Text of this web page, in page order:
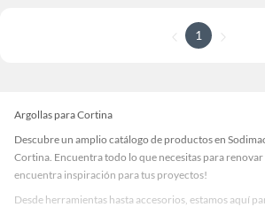
1
Argollas para Cortina
Descubre un amplio catálogo de productos en
Cortina. Encuentra todo lo que necesitas para renovar
encuentra inspiración para tus proyectos!
Desde herramientas hasta accesorios, estamos aquí